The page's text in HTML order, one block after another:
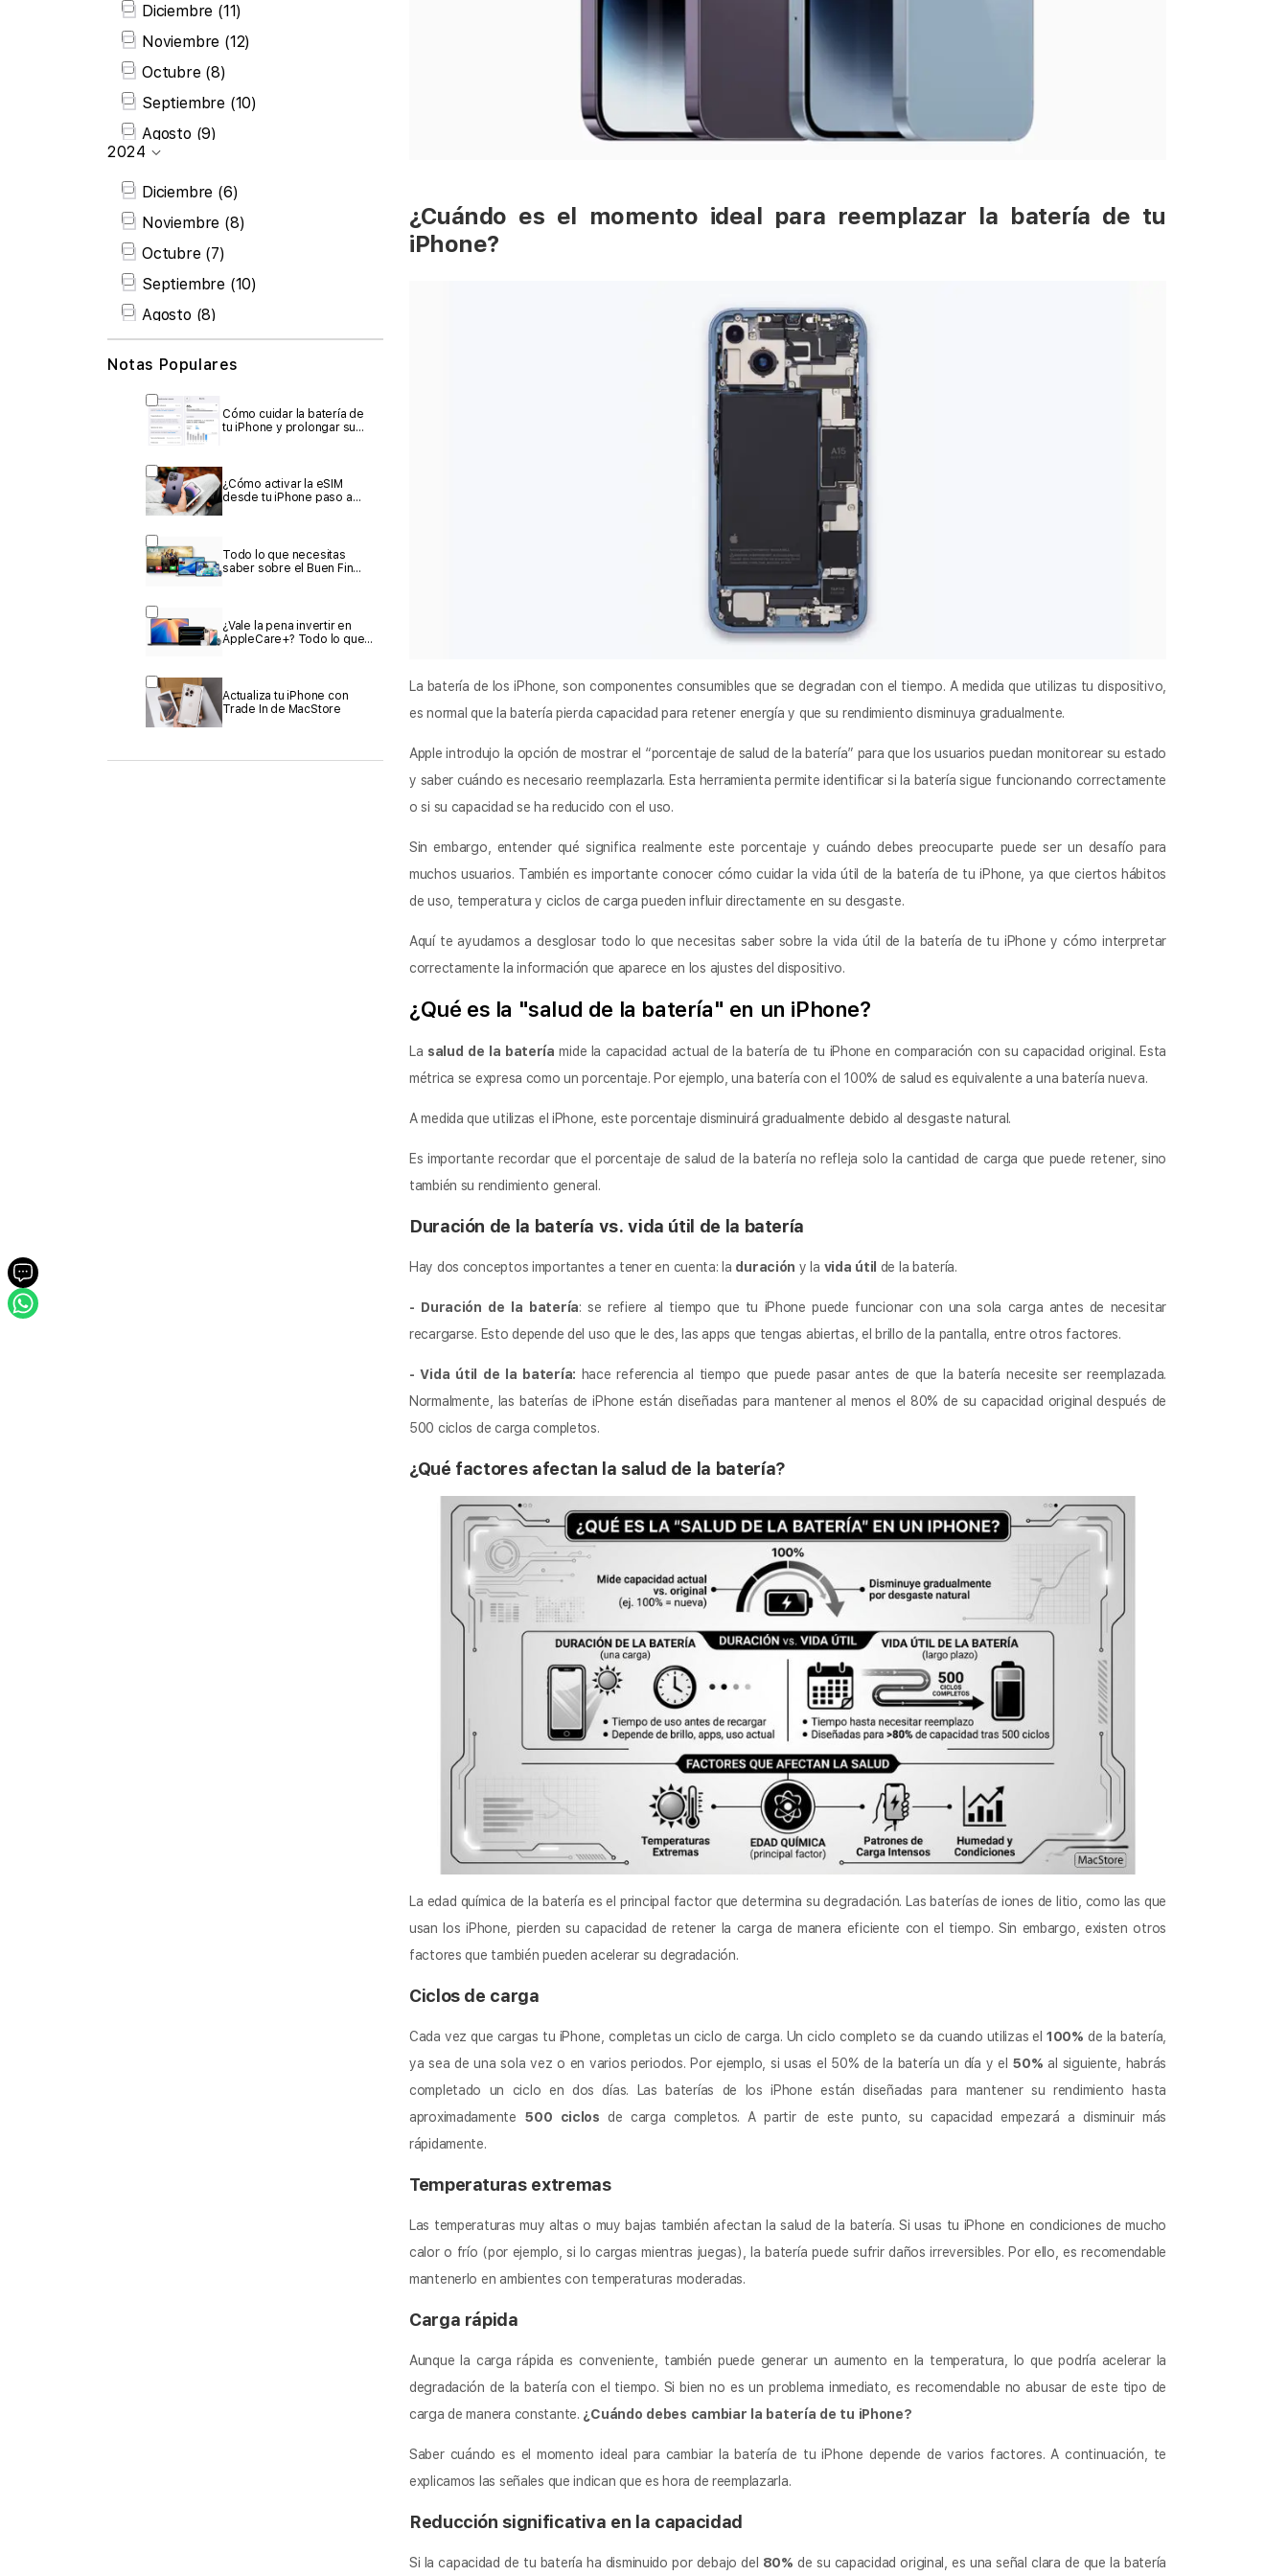
Febrero(7)
Enero(8)
Diciembre (11)
Noviembre (12)
Octubre (8)
Septiembre (10)
Agosto (9)
Junio(7)
Mayo(6)
Abril(8)
Marzo(7)
Febrero(7)
2024
Diciembre (6)
Noviembre (8)
Octubre (7)
Septiembre (10)
Agosto (8)
Julio(7)
Junio(6)
Mayo (4)
Notas Populares
DisponibilidadCómo cuidar la batería de
tu iPhone y prolongar su
¿Cómo activar la eSIM
desde tu iPhone paso a
Todo lo que necesitas
saber sobre el Buen Fin
¿Vale la pena invertir en
AppleCare+? Todo lo que
Actualiza tu iPhone con
Trade In de MacStore
¿Cuándo es el momento ideal para reemplazar la batería de tu
iPhone?
La batería de los iPhone, son componentes consumibles que se degradan con el tiempo. A medida que utilizas tu dispositivo,
es normal que la batería pierda capacidad para retener energía y que su rendimiento disminuya gradualmente.
Apple introdujo la opción de mostrar el “porcentaje de salud de la batería” para que los usuarios puedan monitorear su estado
y saber cuándo es necesario reemplazarla. Esta herramienta permite identificar si la batería sigue funcionando correctamente
o si su capacidad se ha reducido con el uso.
Sin embargo, entender qué significa realmente este porcentaje y cuándo debes preocuparte puede ser un desafío para
muchos usuarios. También es importante conocer cómo cuidar la vida útil de la batería de tu iPhone, ya que ciertos hábitos
de uso, temperatura y ciclos de carga pueden influir directamente en su desgaste.
Aquí te ayudamos a desglosar todo lo que necesitas saber sobre la vida útil de la batería de tu iPhone y cómo interpretar
correctamente la información que aparece en los ajustes del dispositivo.
¿Qué es la "salud de la batería" en un iPhone?
La salud de la bateríamide la capacidad actual de la batería de tu iPhone en comparación con su capacidad original. Esta
métrica se expresa como un porcentaje. Por ejemplo, una batería con el 100% de salud es equivalente a una batería nueva.
A medida que utilizas el iPhone, este porcentaje disminuirá gradualmente debido al desgaste natural.
Es importante recordar que el porcentaje de salud de la batería no refleja solo la cantidad de carga que puede retener, sino
también su rendimiento general.
Duración de la batería vs. vida útil de la batería
Hay dos conceptos importantes a tener en cuenta: la duración y la vida útil de la batería.
- Duración de la batería: se refiere al tiempo que tu iPhone puede funcionar con una sola carga antes de necesitar
recargarse. Esto depende del uso que le des, las apps que tengas abiertas, el brillo de la pantalla, entre otros factores.
- Vida útil de la batería: hace referencia al tiempo que puede pasar antes de que la batería necesite ser reemplazada.
Normalmente, las baterías de iPhone están diseñadas para mantener al menos el 80% de su capacidad original después de
500 ciclos de carga completos.
¿Qué factores afectan la salud de la batería?
La edad química de la batería es el principal factor que determina su degradación. Las baterías de iones de litio, como las que
usan los iPhone, pierden su capacidad de retener la carga de manera eficiente con el tiempo. Sin embargo, existen otros
factores que también pueden acelerar su degradación.
Ciclos de carga
Cada vez que cargas tu iPhone, completas un ciclo de carga. Un ciclo completo se da cuando utilizas el100% de la batería,
ya sea de una sola vez o en varios periodos. Por ejemplo, si usas el 50% de la batería un día y el 50% al siguiente, habrás
completado un ciclo en dos días. Las baterías de los iPhone están diseñadas para mantener su rendimiento hasta
aproximadamente 500 ciclos de carga completos. A partir de este punto, su capacidad empezará a disminuir más
rápidamente.
Temperaturas extremas
Las temperaturas muy altas o muy bajas también afectan la salud de la batería. Si usas tu iPhone en condiciones de mucho
calor o frío (por ejemplo, si lo cargas mientras juegas), la batería puede sufrir daños irreversibles. Por ello, es recomendable
mantenerlo en ambientes con temperaturas moderadas.
Carga rápida
Aunque la carga rápida es conveniente, también puede generar un aumento en la temperatura, lo que podría acelerar la
degradación de la batería con el tiempo. Si bien no es un problema inmediato, es recomendable no abusar de este tipo de
carga de manera constante. ¿Cuándo debes cambiar la batería de tu iPhone?
Saber cuándo es el momento ideal para cambiar la batería de tu iPhone depende de varios factores. A continuación, te
explicamos las señales que indican que es hora de reemplazarla.
Reducción significativa en la capacidad
Si la capacidad de tu batería ha disminuido por debajo del 80% de su capacidad original, es una señal clara de que la batería